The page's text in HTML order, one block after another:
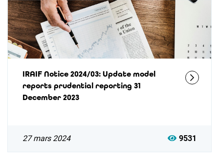
IRAIF Notice 2024/03: Update model
reports prudential reporting 31
December 2023
27 mars 2024 9531